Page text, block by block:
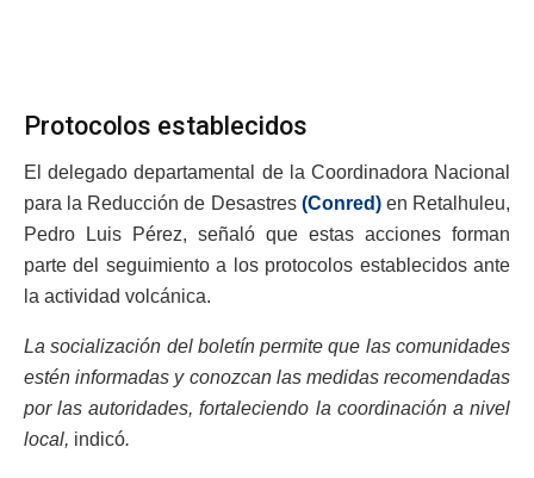
Protocolos establecidos
El delegado departamental de la Coordinadora Nacional
para la Reducción de Desastres (Conred) en Retalhuleu,
Pedro Luis Pérez, señaló que estas acciones forman
parte del seguimiento a los protocolos establecidos ante
la actividad volcánica.
La socialización del boletín permite que las comunidades
estén informadas y conozcan las medidas recomendadas
por las autoridades, fortaleciendo la coordinación a nivel
local, indicó.